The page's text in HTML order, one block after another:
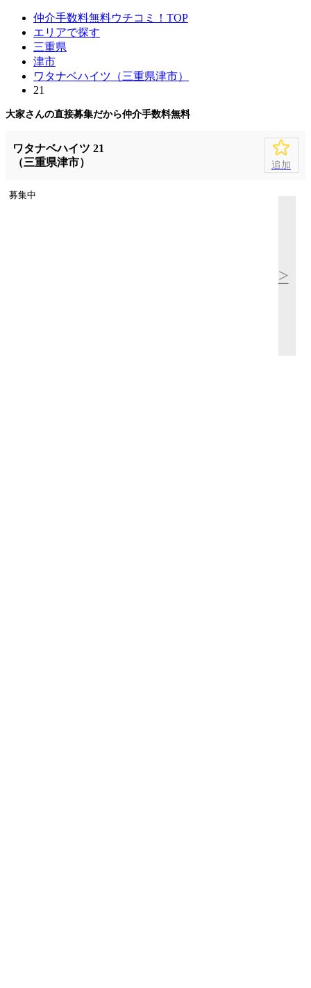
仲介手数料無料ウチコミ！TOP
エリアで探す
三重県
津市
ワタナベハイツ（三重県津市）
21
大家さんの直接募集だから仲介手数料無料
ワタナベハイツ 21
（三重県津市）
追加
募集中
>